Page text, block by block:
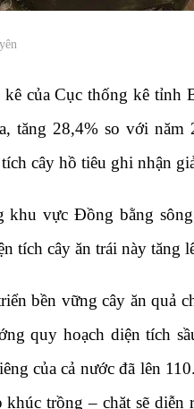
của Cục thống kê tỉnh
tăng 28,4% so với
cây hồ tiêu ghi nhận
khu vực Đồng bằng
tích cây ăn trái này tăng
bền vững cây ăn quả
quy hoạch diện tích
của cả nước đã lên
khúc trồng – chặt sẽ